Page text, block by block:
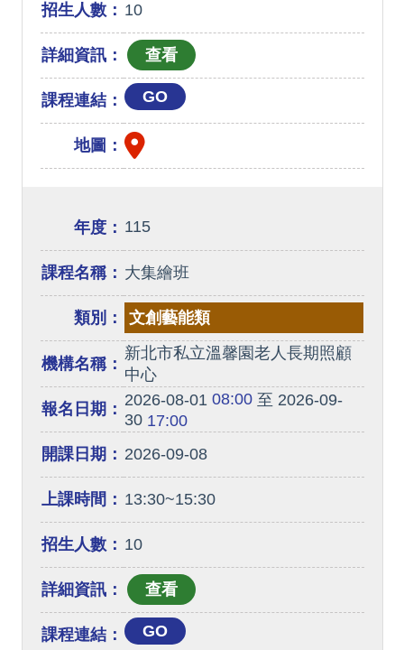
招生人數： 10
詳細資訊：
課程連結： GO
地圖：
年度： 115
課程名稱： 大集繪班
類別： 文創藝能類
機構名稱：
新北市私立溫馨園老人長期照顧
中心
報名日期： 2026-08-01 08:00至 2026-09-
3017:00
開課日期： 2026-09-08
上課時間： 13:30~15:30
招生人數： 10
詳細資訊：
課程連結： GO